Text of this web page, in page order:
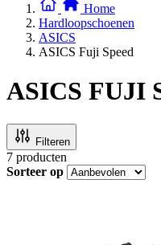
Home
Hardloopschoenen
ASICS
ASICS Fuji Speed
ASICS FUJI
Filteren
7 producten
Sorteer op